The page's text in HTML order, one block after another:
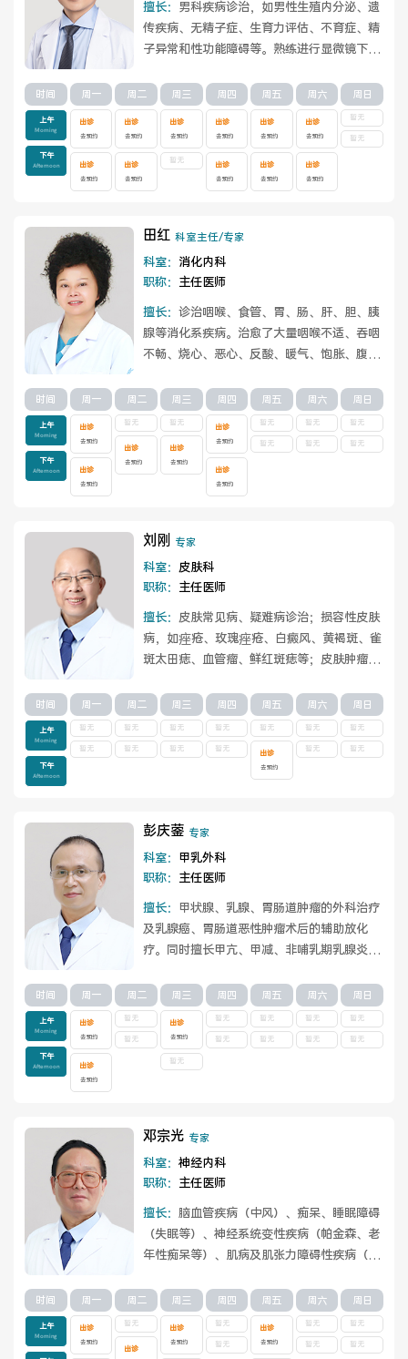
科研介绍
通知公告
成员单位
招聘职位
擅长： 男科疾病诊治，如男性生殖内分泌、遗
传疾病、无精子症、生育力评估、不育症、精
子异常和性功能障碍等。熟练进行显微镜下睾
查看详情
时间
上午
Morning
下午
Afternoon
周一
出诊
去预约
出诊
去预约
周二
出诊
去预约
出诊
去预约
周三
出诊
去预约
暂无
周四
出诊
去预约
出诊
去预约
周五
出诊
去预约
出诊
去预约
周六
出诊
去预约
出诊
去预约
周日
暂无
暂无
田红 科室主任/专家
科室： 消化内科
职称： 主任医师
擅长： 诊治咽喉、食管、胃、肠、肝、胆、胰
腺等消化系疾病。治愈了大量咽喉不适、吞咽
不畅、烧心、恶心、反酸、暖气、饱胀、腹
便...
查看详情
时间
上午
Morning
下午
Afternoon
周一
出诊
去预约
出诊
去预约
周二
暂无
出诊
去预约
周三
暂无
出诊
去预约
周四
出诊
去预约
出诊
去预约
周五
暂无
暂无
周六
暂无
暂无
周日
暂无
暂无
刘刚 专家
科室： 皮肤科
职称： 主任医师
擅长： 皮肤常见病、疑难病诊治；损容性皮肤
病，如痤疮、玫瑰痤疮、白癜风、黄褐斑、雀
斑太田痣、血管瘤、鲜红斑痣等；皮肤肿瘤、
时间
上午
Morning
下午
Afternoon
周一
暂无
暂无
周二
暂无
暂无
周三
暂无
暂无
周四
暂无
暂无
周五
暂无
出诊
去预约
周六
暂无
暂无
周日
暂无
暂无
彭庆蓥 专家
科室： 甲乳外科
职称： 主任医师
擅长： 甲状腺、乳腺、胃肠道肿瘤的外科治疗
及乳腺癌、胃肠道恶性肿瘤术后的辅助放化
疗。同时擅长甲亢、甲减、非哺乳期乳腺炎、
时间
上午
Morning
下午
Afternoon
周一
出诊
去预约
出诊
去预约
周二
暂无
暂无
周三
出诊
去预约
暂无
周四
暂无
暂无
周五
暂无
暂无
周六
暂无
暂无
周日
暂无
暂无
邓宗光 专家
科室： 神经内科
职称： 主任医师
擅长： 脑血管疾病（中风）、痴呆、睡眠障碍
（失眠等）、神经系统变性疾病（帕金森、老
年性痴呆等）、肌病及肌张力障碍性疾病（各
时间
上午
Morning
周一
出诊
去预约
周二
暂无
出诊
周三
出诊
去预约
周四
暂无
暂无
周五
出诊
去预约
周六
暂无
暂无
周日
暂无
暂无